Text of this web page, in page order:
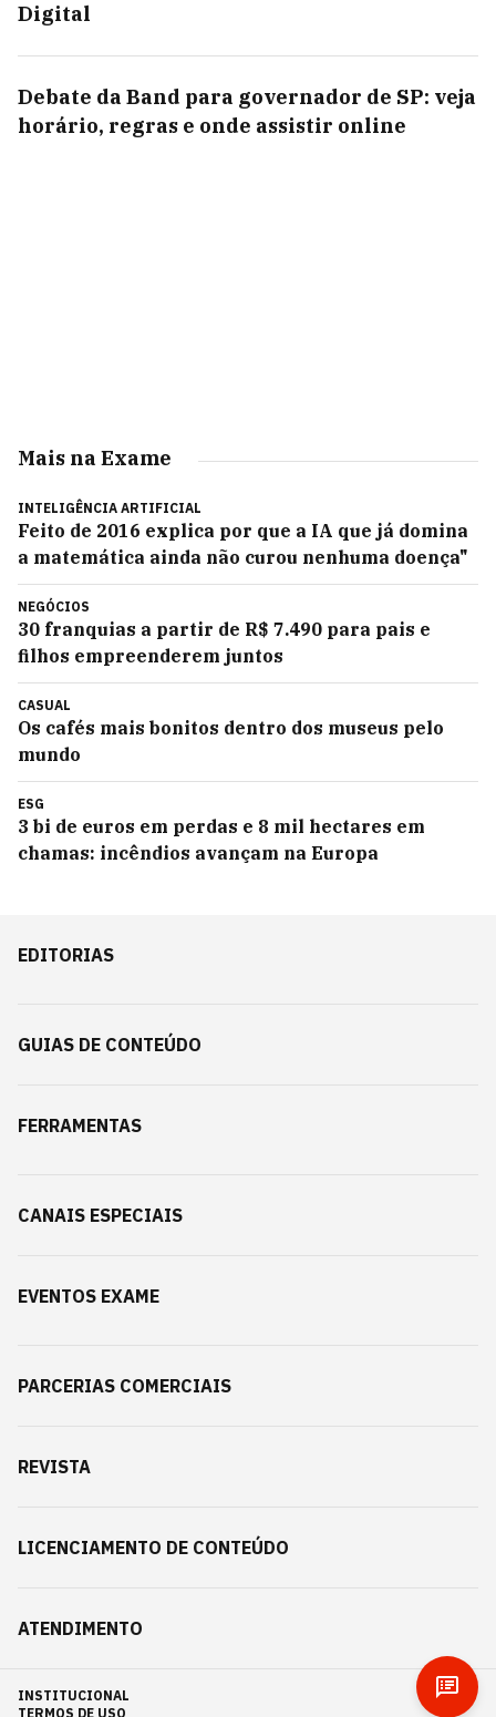
Digital
Debate da Band para governador de SP: veja
horário, regras e onde assistir online
Mais na Exame
INTELIGÊNCIA ARTIFICIAL
Feito de 2016 explica por que a IA que já domina
a matemática ainda não curou nenhuma doença"
NEGÓCIOS
30 franquias a partir de R$ 7.490 para pais e
filhos empreenderem juntos
CASUAL
Os cafés mais bonitos dentro dos museus pelo
mundo
ESG
3 bi de euros em perdas e 8 mil hectares em
chamas: incêndios avançam na Europa
EDITORIAS
GUIAS DE CONTEÚDO
FERRAMENTAS
CANAIS ESPECIAIS
EVENTOS EXAME
PARCERIAS COMERCIAIS
REVISTA
LICENCIAMENTO DE CONTEÚDO
ATENDIMENTO
INSTITUCIONAL
TERMOS DE USO